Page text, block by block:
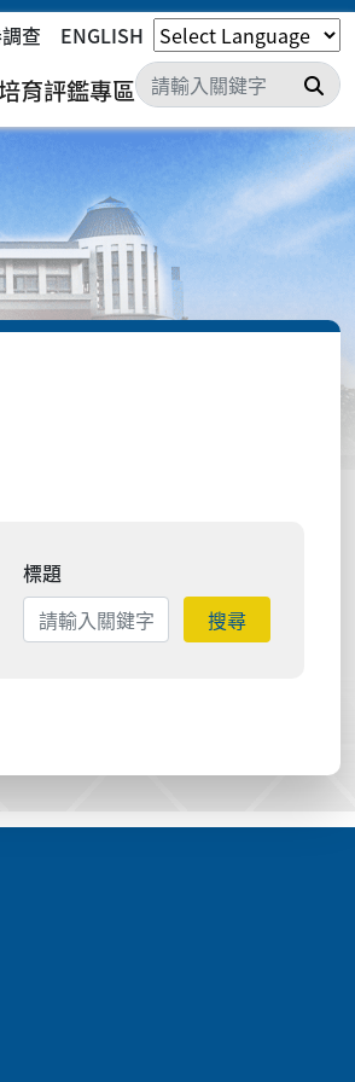
查 ENGLISH
育評鑑專區 搜
標題
搜尋